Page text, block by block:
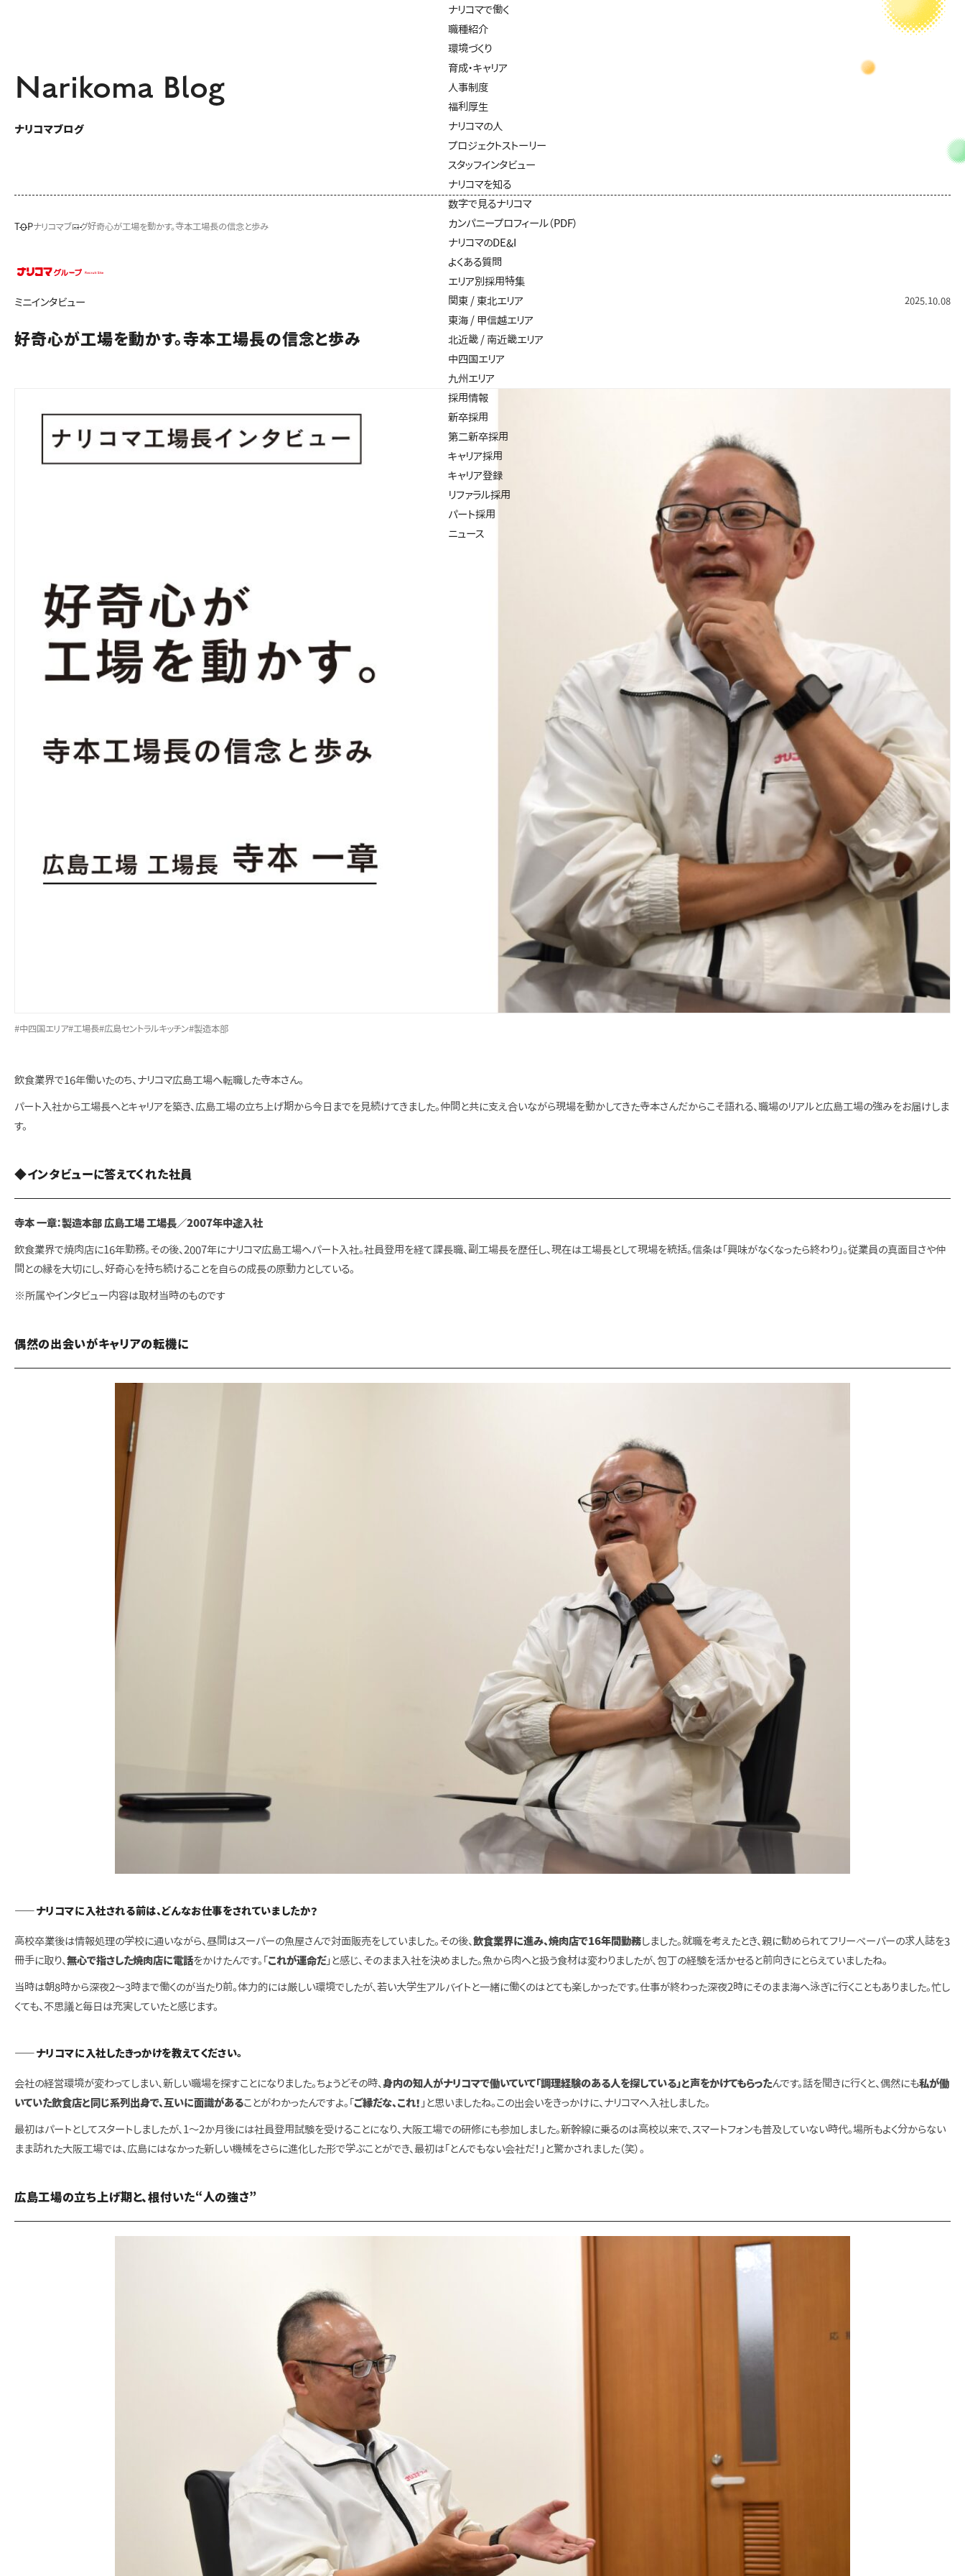
ナリコマで働く
職種紹介
環境づくり
育成・キャリア
人事制度
福利厚生
ナリコマの人
プロジェクトストーリー
スタッフインタビュー
ナリコマを知る
数字で見るナリコマ
カンパニープロフィール（PDF）
ナリコマのDE&I
よくある質問
エリア別採用特集
関東 / 東北エリア
東海 / 甲信越エリア
北近畿 / 南近畿エリア
中四国エリア
九州エリア
採用情報
新卒採用
第二新卒採用
キャリア採用
キャリア登録
リファラル採用
パート採用
ニュース
Narikoma Blog
ナリコマブログ
TOPナリコマブログ好奇心が工場を動かす。寺本工場長の信念と歩み
ミニインタビュー 2025.10.08
好奇心が工場を動かす。寺本工場長の信念と歩み
#中四国エリア#工場長#広島セントラルキッチン#製造本部
飲食業界で16年働いたのち、ナリコマ広島工場へ転職した寺本さん。
パート入社から工場長へとキャリアを築き、広島工場の立ち上げ期から今日までを見続けてきました。仲間と共に支え合いながら現場を動かしてきた寺本さんだからこそ語れる、職場のリアルと広島工場の強みをお届けしま
す。
◆インタビューに答えてくれた社員
寺本 一章：製造本部 広島工場 工場長／2007年中途入社
飲食業界で焼肉店に16年勤務。その後、2007年にナリコマ広島工場へパート入社。社員登用を経て課長職、副工場長を歴任し、現在は工場長として現場を統括。信条は「興味がなくなったら終わり」。従業員の真面目さや仲
間との縁を大切にし、好奇心を持ち続けることを自らの成長の原動力としている。
※所属やインタビュー内容は取材当時のものです
偶然の出会いがキャリアの転機に
— ナリコマに入社される前は、どんなお仕事をされていましたか？
高校卒業後は情報処理の学校に通いながら、昼間はスーパーの魚屋さんで対面販売をしていました。その後、 飲食業界に進み、焼肉店で16年間勤務しました。就職を考えたとき、親に勧められてフリーペーパーの求人誌を3
冊手に取り、 無心で指さした焼肉店に電話をかけたんです。「 これが運命だ」と感じ、そのまま入社を決めました。魚から肉へと扱う食材は変わりましたが、包丁の経験を活かせると前向きにとらえていましたね。
当時は朝8時から深夜2〜3時まで働くのが当たり前。体力的には厳しい環境でしたが、若い大学生アルバイトと一緒に働くのはとても楽しかったです。仕事が終わった深夜2時にそのまま海へ泳ぎに行くこともありました。忙し
くても、不思議と毎日は充実していたと感じます。
— ナリコマに入社したきっかけを教えてください。
会社の経営環境が変わってしまい、新しい職場を探すことになりました。ちょうどその時、 身内の知人がナリコマで働いていて「調理経験のある人を探している」と声をかけてもらったんです。話を聞きに行くと、偶然にも私が働
いていた飲食店と同じ系列出身で、互いに面識があることがわかったんですよ。「 ご縁だな、これ！ 」と思いましたね。この出会いをきっかけに、ナリコマへ入社しました。
最初はパートとしてスタートしましたが、1〜2か月後には社員登用試験を受けることになり、大阪工場での研修にも参加しました。新幹線に乗るのは高校以来で、スマートフォンも普及していない時代。場所もよく分からない
まま訪れた大阪工場では、広島にはなかった新しい機械をさらに進化した形で学ぶことができ、最初は「とんでもない会社だ！」と驚かされました（笑）。
広島工場の立ち上げ期と、根付いた“人の強さ”